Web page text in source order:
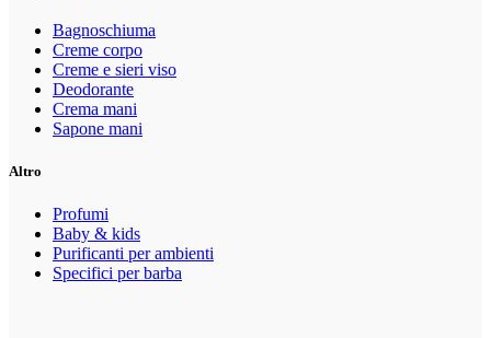
Bagnoschiuma
Creme corpo
Creme e sieri viso
Deodorante
Crema mani
Sapone mani
Altro
Profumi
Baby & kids
Purificanti per ambienti
Specifici per barba